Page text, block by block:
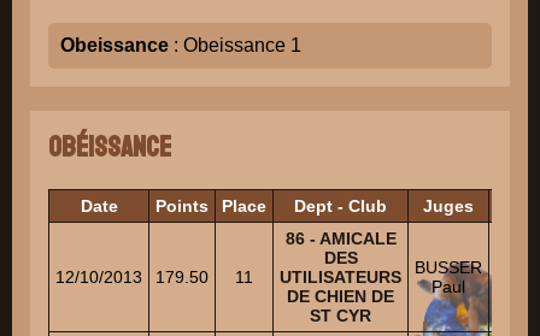
Obeissance : Obeissance 1
Obéissance
Date Points Place Dept - Club Juges
12/10/2013 179.50 11
86 - AMICALE
DES
UTILISATEURS
DE CHIEN DE
ST CYR
BUSSER
Paul